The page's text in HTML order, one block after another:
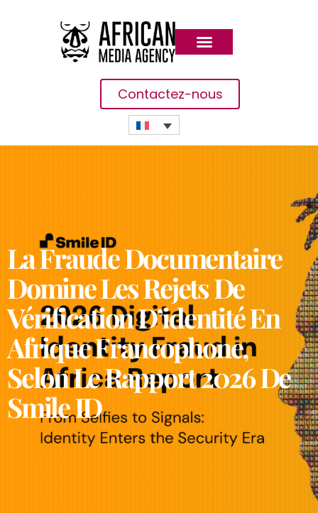
Contactez-nous
La Fraude Documentaire
Domine Les Rejets De
Vérification D’identité En
Afrique Francophone,
Selon Le Rapport 2026 De
Smile ID